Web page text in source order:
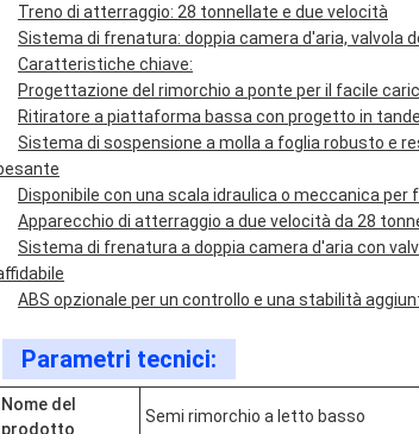
Treno di atterraggio: 28 tonnellate e due velocità
Sistema di frenatura: doppia camera d'aria, valvola
Caratteristiche chiave:
Progettazione del rimorchio a ponte per il facile
Ritiratore a piattaforma bassa con progetto in
Sistema di sospensione a molla a foglia robusto e
Disponibile con una scala idraulica o meccanica
Apparecchio di atterraggio a due velocità da 28
Sistema di frenatura a doppia camera d'aria con
ABS opzionale per un controllo e una stabilità
Parametri tecnici:
Nome del
prodotto
Semi rimorchio a letto basso